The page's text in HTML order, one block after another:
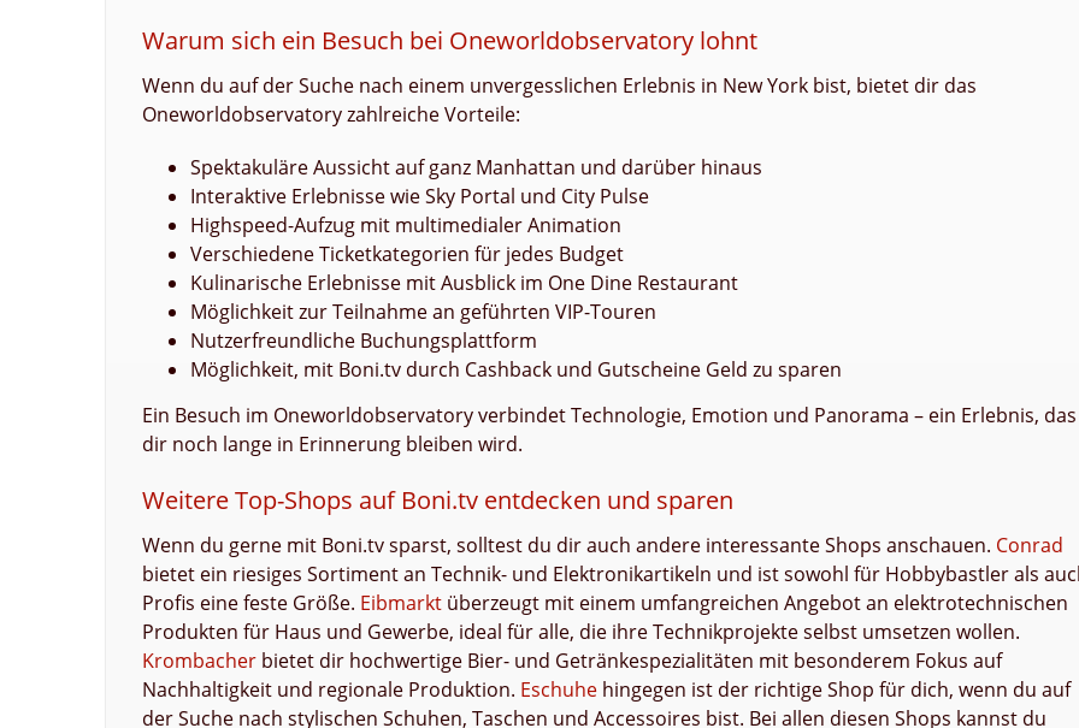
Warum sich ein Besuch bei Oneworldobservatory lohnt
Wenn du auf der Suche nach einem unvergesslichen Erlebnis in New York bist, bietet dir das
Oneworldobservatory zahlreiche Vorteile:
Spektakuläre Aussicht auf ganz Manhattan und darüber hinaus
Interaktive Erlebnisse wie Sky Portal und City Pulse
Highspeed-Aufzug mit multimedialer Animation
Verschiedene Ticketkategorien für jedes Budget
Kulinarische Erlebnisse mit Ausblick im One Dine Restaurant
Möglichkeit zur Teilnahme an geführten VIP-Touren
Nutzerfreundliche Buchungsplattform
Möglichkeit, mit Boni.tv durch Cashback und Gutscheine Geld zu sparen
Ein Besuch im Oneworldobservatory verbindet Technologie, Emotion und Panorama – ein Erlebnis, das
dir noch lange in Erinnerung bleiben wird.
Weitere Top-Shops auf Boni.tv entdecken und sparen
Wenn du gerne mit Boni.tv sparst, solltest du dir auch andere interessante Shops anschauen. Conrad
bietet ein riesiges Sortiment an Technik- und Elektronikartikeln und ist sowohl für Hobbybastler als
Profis eine feste Größe. Eibmarkt überzeugt mit einem umfangreichen Angebot an elektrotechnischen
Produkten für Haus und Gewerbe, ideal für alle, die ihre Technikprojekte selbst umsetzen wollen.
Krombacher bietet dir hochwertige Bier- und Getränkespezialitäten mit besonderem Fokus auf
Nachhaltigkeit und regionale Produktion. Eschuhe hingegen ist der richtige Shop für dich, wenn du auf
der Suche nach stylischen Schuhen, Taschen und Accessoires bist. Bei allen diesen Shops kannst du